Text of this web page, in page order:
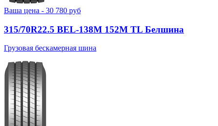
Ваша цена - 30 780 руб
315/70R22.5 BEL-138М 152M TL Белшина
Грузовая бескамерная шина